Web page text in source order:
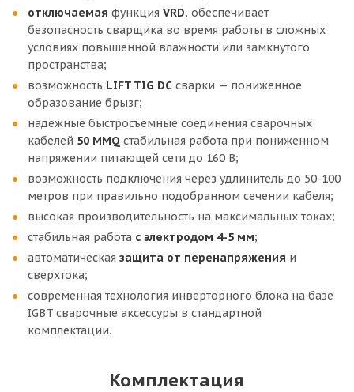
отключаемая функция VRD, обеспечивает
безопасность сварщика во время работы в сложных
условиях повышенной влажности или замкнутого
пространства;
возможность LIFT TIG DC сварки — пониженное
образование брызг;
надежные быстросъемные соединения сварочных
кабелей 50 MMQ стабильная работа при пониженном
напряжении питающей сети до 160 В;
возможность подключения через удлинитель до 50-100
метров при правильно подобранном сечении кабеля;
высокая производительность на максимальных токах;
стабильная работа с электродом 4-5 мм;
автоматическая защита от перенапряжения и
сверхтока;
современная технология инверторного блока на базе
IGBT сварочные аксессуры в стандартной
комплектации.
Комплектация